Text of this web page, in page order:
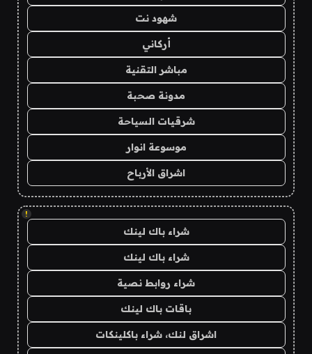
شهود نت
أركاني
مباشر التقنية
مدونة صحبة
شرقيات السياحة
موسوعة انوار
اشراق الأرباح
!
شراء باك لينك
شراء باك لينك
شراء روابط نصية
باقات باك لينك
اشراق لنك، شراء باكلينكات